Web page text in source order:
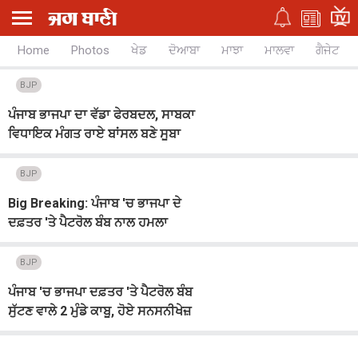
Home Photos ਖੇਡ ਦੋਆਬਾ ਮਾਝਾ ਮਾਲਵਾ ਗੈਜੇਟ
BJP
ਪੰਜਾਬ ਭਾਜਪਾ ਦਾ ਵੱਡਾ ਫੇਰਬਦਲ, ਸਾਬਕਾ
ਵਿਧਾਇਕ ਮੰਗਤ ਰਾਏ ਬਾਂਸਲ ਬਣੇ ਸੂਬਾ
BJP
Big Breaking: ਪੰਜਾਬ 'ਚ ਭਾਜਪਾ ਦੇ
ਦਫ਼ਤਰ 'ਤੇ ਪੈਟਰੋਲ ਬੰਬ ਨਾਲ ਹਮਲਾ
BJP
ਪੰਜਾਬ 'ਚ ਭਾਜਪਾ ਦਫ਼ਤਰ 'ਤੇ ਪੈਟਰੋਲ ਬੰਬ
ਸੁੱਟਣ ਵਾਲੇ 2 ਮੁੰਡੇ ਕਾਬੂ, ਹੋਏ ਸਨਸਨੀਖੇਜ਼